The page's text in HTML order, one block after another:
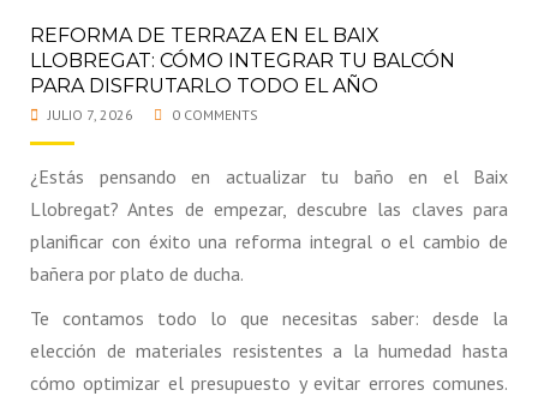
REFORMA DE TERRAZA EN EL BAIX
LLOBREGAT: CÓMO INTEGRAR TU BALCÓN
PARA DISFRUTARLO TODO EL AÑO
JULIO 7, 2026 0 COMMENTS
¿Estás pensando en actualizar tu baño en el Baix
Llobregat? Antes de empezar, descubre las claves para
planificar con éxito una reforma integral o el cambio de
bañera por plato de ducha.
Te contamos todo lo que necesitas saber: desde la
elección de materiales resistentes a la humedad hasta
cómo optimizar el presupuesto y evitar errores comunes.